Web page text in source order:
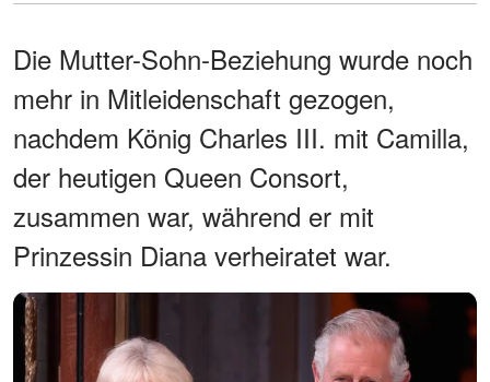
Die Mutter-Sohn-Beziehung wurde noch
mehr in Mitleidenschaft gezogen,
nachdem König Charles III. mit Camilla,
der heutigen Queen Consort,
zusammen war, während er mit
Prinzessin Diana verheiratet war.